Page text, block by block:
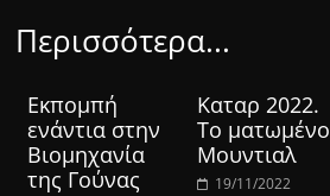
Περισσότερα...
Εκπομπή
ενάντια στην
Βιομηχανία
της Γούνας
Καταρ 2022.
Το ματωμένο
Μουντιαλ
19/11/2022